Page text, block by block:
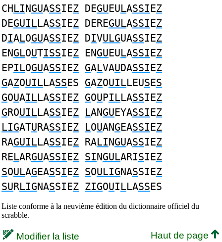
CHLINGUASSIEZ DEGUEULASSIEZ
DEGUILLASSIEZ DEREGULASSIEZ
DIALOGUASSIEZ DIVULGUASSIEZ
ENGLOUTISSIEZ ENGUEULASSIEZ
EPILOGUASSIEZ GALVAUDASSIEZ
GAZOUILLASSES GAZOUILLEUSES
GOUAILLASSIEZ GOUPILLASSIEZ
GROUILLASSIEZ LANGUEYASSIEZ
LIGATURASSIEZ LOUANGEASSIEZ
RAGUILLASSIEZ RALINGUASSIEZ
RELARGUASSIEZ SINGULARISIEZ
SOULAGEASSIEZ SOULIGNASSIEZ
SURLIGNASSIEZ ZIGOUILLASSES
Liste conforme à la neuvième édition du dictionnaire officiel du
scrabble.
Modifier la liste
Haut de page